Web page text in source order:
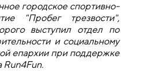
городское спортивно-
"Пробег трезвости",
выступил отдел по
и социальному
епархии при поддержке
Run4Fun.